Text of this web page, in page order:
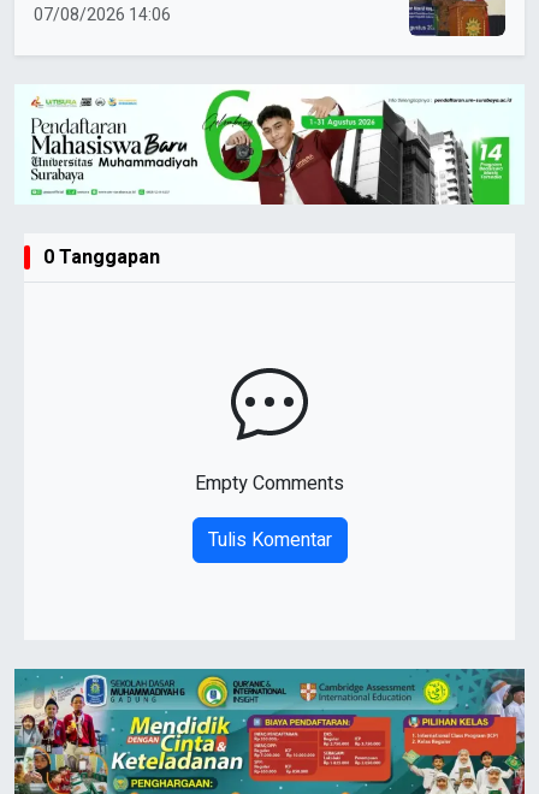
Indonesia
07/08/2026 14:06
0 Tanggapan
Empty Comments
Tulis Komentar